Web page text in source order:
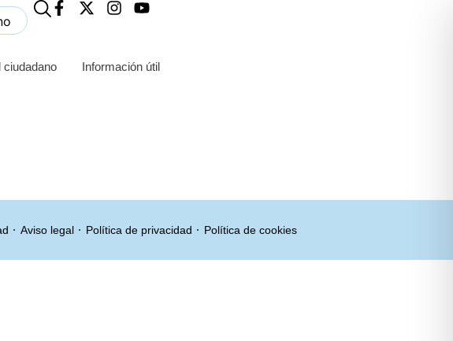
ciudadano Información útil
Aviso legal Política de privacidad Política de cookies